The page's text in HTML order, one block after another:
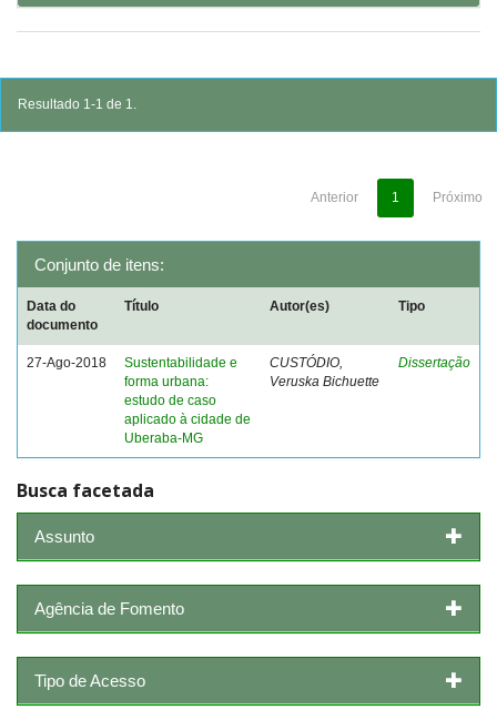
Resultado 1-1 de 1.
Anterior 1 Próximo
Conjunto de itens:
Data do
documento
Título Autor(es) Tipo
27-Ago-2018
Sustentabilidade e
forma urbana:
estudo de caso
aplicado à cidade de
Uberaba-MG
CUSTÓDIO,
Veruska Bichuette
Dissertação
Busca facetada
Assunto
Agência de Fomento
Tipo de Acesso